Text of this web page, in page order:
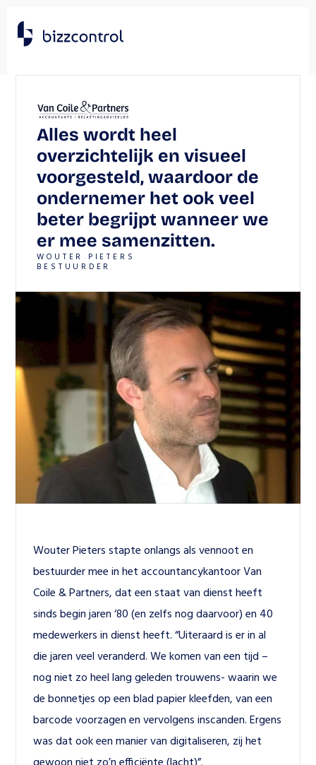
Alles wordt heel
overzichtelijk en visueel
voorgesteld, waardoor de
ondernemer het ook veel
beter begrijpt wanneer we
er mee samenzitten.
WOUTER PIETERS
BESTUURDER
Wouter Pieters stapte onlangs als vennoot en
bestuurder mee in het accountancykantoor Van
Coile & Partners, dat een staat van dienst heeft
sinds begin jaren ‘80 (en zelfs nog daarvoor) en 40
medewerkers in dienst heeft. “Uiteraard is er in al
die jaren veel veranderd. We komen van een tijd –
nog niet zo heel lang geleden trouwens- waarin we
de bonnetjes op een blad papier kleefden, van een
barcode voorzagen en vervolgens inscanden. Ergens
was dat ook een manier van digitaliseren, zij het
gewoon niet zo’n efficiënte (lacht)”.